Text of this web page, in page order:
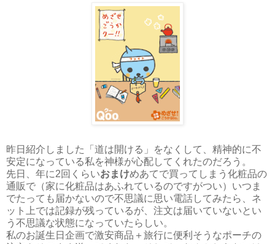
昨日紹介しました「道は開ける」をなくして、精神的に不
安定になっている私を神様が心配してくれたのだろう。
先日、年に2回くらいおまけめあてで買ってしまう化粧品の
通販で（家に化粧品はあふれているのですがつい）いつま
でたっても届かないので不思議に思い電話してみたら、ネ
ット上では記録が残っているが、注文は届いていないとい
う不思議な状態になっていたらしい。
私のお誕生日企画で激安商品＋旅行に便利そうなポーチの